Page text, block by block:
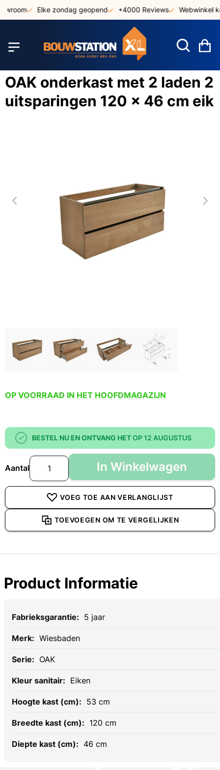
Elke zondag geopend +4000 Reviews Webwinkel
OAK onderkast met 2 laden 2
uitsparingen 120 x 46 cm eik
OP VOORRAAD IN HET HOOFDMAGAZIJN
BESTEL NU EN ONTVANG HETOP 12 AUGUSTUS
Aantal In Winkelwagen
VOEG TOE AAN VERLANGLIJST
TOEVOEGEN OM TE VERGELIJKEN
Product Informatie
Specificaties
5 jaar
Wiesbaden
OAK
Eiken
53 cm
120 cm
46 cm